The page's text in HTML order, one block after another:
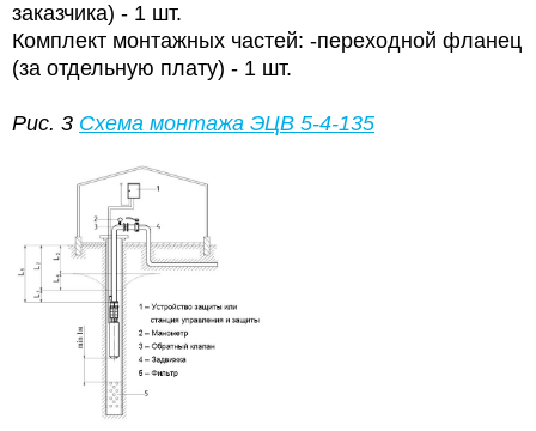
заказчика) - 1 шт.
Комплект монтажных частей: -переходной фланец
(за отдельную плату) - 1 шт.
Рис. 3 Схема монтажа ЭЦВ 5-4-135